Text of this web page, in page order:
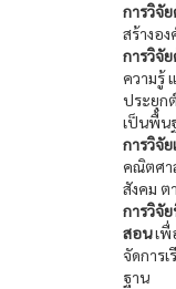
การวิจั
สร้างอ
การวิจั
ความรู้
ประยุก
เป็นพื้น
การวิจั
คณิตศา
สังคม ต
การวิจั
สอนเพื่
จัดการ
ฐาน